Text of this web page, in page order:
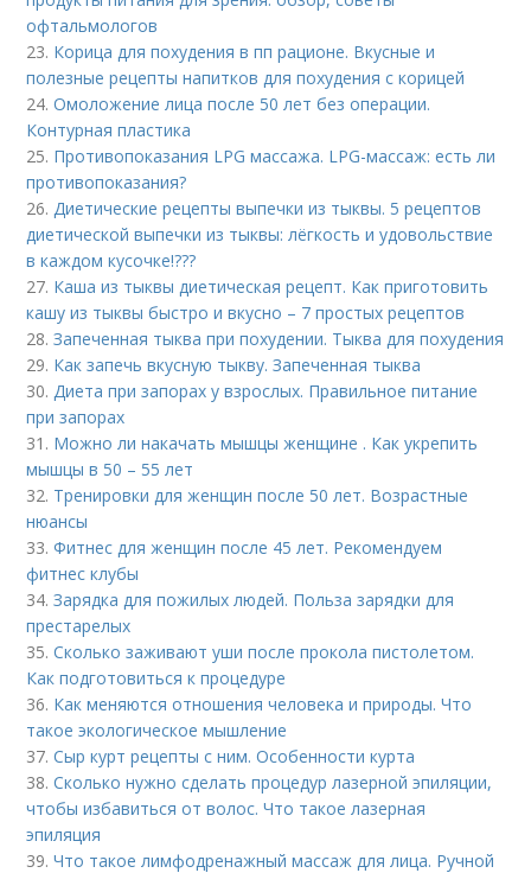
офтальмологов
23. Корица для похудения в пп рационе. Вкусные и
полезные рецепты напитков для похудения с корицей
24.Омоложение лица после 50 лет без операции.
Контурная пластика
25. Противопоказания LPG массажа. LPG-массаж: есть ли
противопоказания?
26. Диетические рецепты выпечки из тыквы. 5 рецептов
диетической выпечки из тыквы: лёгкость и удовольствие
в каждом кусочке!???
27. Каша из тыквы диетическая рецепт. Как приготовить
кашу из тыквы быстро и вкусно – 7 простых рецептов
28.Запеченная тыква при похудении. Тыква для похудения
29. Как запечь вкусную тыкву. Запеченная тыква
30. Диета при запорах у взрослых. Правильное питание
при запорах
31. Можно ли накачать мышцы женщине . Как укрепить
мышцы в 50 – 55 лет
32. Тренировки для женщин после 50 лет. Возрастные
нюансы
33.Фитнес для женщин после 45 лет. Рекомендуем
фитнес клубы
34.Зарядка для пожилых людей. Польза зарядки для
престарелых
35.Сколько заживают уши после прокола пистолетом.
Как подготовиться к процедуре
36. Как меняются отношения человека и природы. Что
такое экологическое мышление
37.Сыр курт рецепты с ним. Особенности курта
38.Сколько нужно сделать процедур лазерной эпиляции,
чтобы избавиться от волос. Что такое лазерная
эпиляция
39.Что такое лимфодренажный массаж для лица. Ручной